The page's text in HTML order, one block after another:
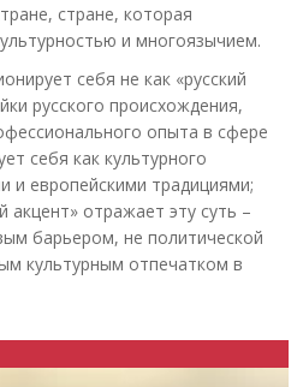
стране, которая
и многоязычием.
себя не как «русский
русского происхождения,
опыта в сфере
себя как культурного
и европейскими традициями;
акцент» отражает эту суть –
барьером, не политической
культурным отпечатком в